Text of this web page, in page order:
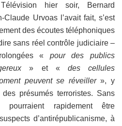
hier soir, Bernard
Urvoas l’avait fait, s’est
des écoutes téléphoniques
sans réel contrôle judiciaire –
« pour des publics
» et « des cellules
peuvent se réveiller», y
présumés terroristes. Sans
pourraient rapidement être
d’antirépublicanisme, à